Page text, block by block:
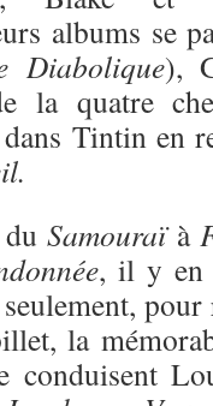
albums se
Diabolique),
la quatre
Tintin en
duSamouraïà
, il y en
la
conduisent